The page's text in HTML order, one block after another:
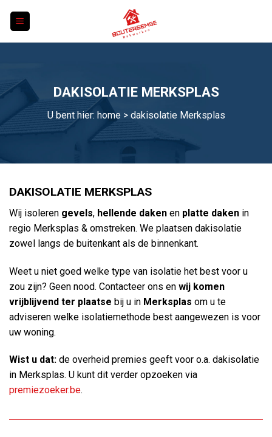
DAKISOLATIE MERKSPLAS
U bent hier: home> dakisolatie Merksplas
DAKISOLATIE MERKSPLAS
Wij isoleren gevels, hellende daken en platte daken in
regio Merksplas & omstreken. We plaatsen dakisolatie
zowel langs de buitenkant als de binnenkant.
Weet u niet goed welke type van isolatie het best voor u
zou zijn? Geen nood. Contacteer ons en wij komen
vrijblijvend ter plaatse bij u in Merksplas om u te
adviseren welke isolatiemethode best aangewezen is voor
uw woning.
Wist u dat: de overheid premies geeft voor o.a. dakisolatie
in Merksplas. U kunt dit verder opzoeken via
premiezoeker.be.